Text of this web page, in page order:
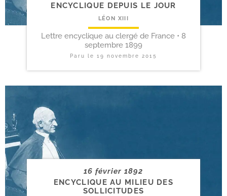
ENCYCLIQUE DEPUIS LE JOUR
LÉON XIII
Lettre encyclique au clergé de France • 8
septembre 1899
Paru le19 novembre 2015
16 février 1892
ENCYCLIQUE AU MILIEU DES
SOLLICITUDES